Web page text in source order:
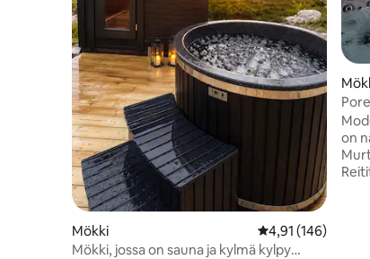
Mökki Keskimääräinen
4,91 (146)
Mökki, jossa on sauna ja kylmä kylpy
on